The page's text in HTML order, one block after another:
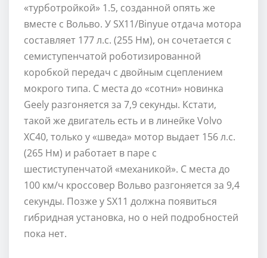
«турботройкой» 1.5, созданной опять же
вместе с Вольво. У SX11/Binyue отдача мотора
составляет 177 л.с. (255 Нм), он сочетается с
семиступенчатой роботизированной
коробкой передач с двойным сцеплением
мокрого типа. С места до «сотни» новинка
Geely разгоняется за 7,9 секунды. Кстати,
такой же двигатель есть и в линейке Volvo
XC40, только у «шведа» мотор выдает 156 л.с.
(265 Нм) и работает в паре с
шестиступенчатой «механикой». С места до
100 км/ч кроссовер Вольво разгоняется за 9,4
секунды. Позже у SX11 должна появиться
гибридная установка, но о ней подробностей
пока нет.